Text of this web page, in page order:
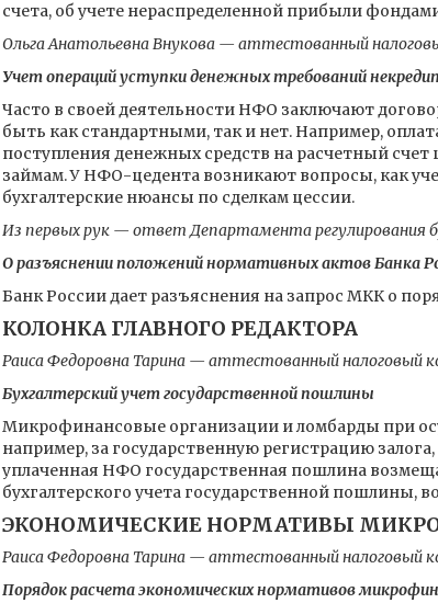
счета, об учете нераспределенной прибыли
Ольга Анатольевна Внукова — аттестованный
Учет операций уступки денежных требований
Часто в своей деятельности НФО заключают
быть как стандартными, так и нет. Например,
поступления денежных средств на расчетный
займам. У НФО-цедента возникают вопросы, как
бухгалтерские нюансы по сделкам цессии.
Из первых рук — ответ Департамента регулирования
О разъяснении положений нормативных актов Банка
Банк России дает разъяснения на запрос МКК о
КОЛОНКА ГЛАВНОГО РЕДАКТОРА
Раиса Федоровна Тарина — аттестованный налоговый
Бухгалтерский учет государственной пошлины
Микрофинансовые организации и ломбарды при
например, за государственную регистрацию
уплаченная НФО государственная пошлина
бухгалтерского учета государственной пошлины,
ЭКОНОМИЧЕСКИЕ НОРМАТИВЫ
Раиса Федоровна Тарина — аттестованный налоговый
Порядок расчета экономических нормативов